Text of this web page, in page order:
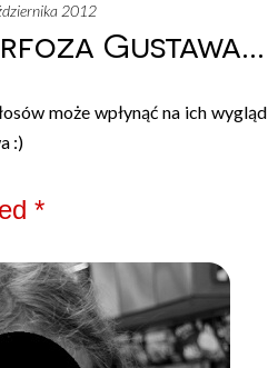
2012
Gustawa...
może wpłynąć na ich wygląd
:)
*